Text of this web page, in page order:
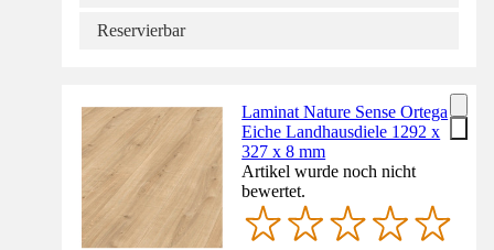
Reservierbar
Laminat Nature Sense Ortega
Eiche Landhausdiele 1292 x
327 x 8 mm
Artikel wurde noch nicht
bewertet.